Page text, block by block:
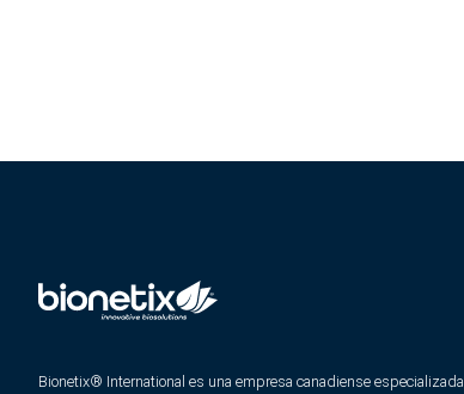
Bionetix® International es una empresa canadiense especializada